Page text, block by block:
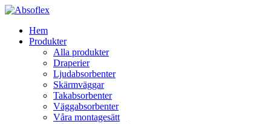
Hem
Produkter
Alla produkter
Draperier
Ljudabsorbenter
Skärmväggar
Takabsorbenter
Väggabsorbenter
Våra montagesätt